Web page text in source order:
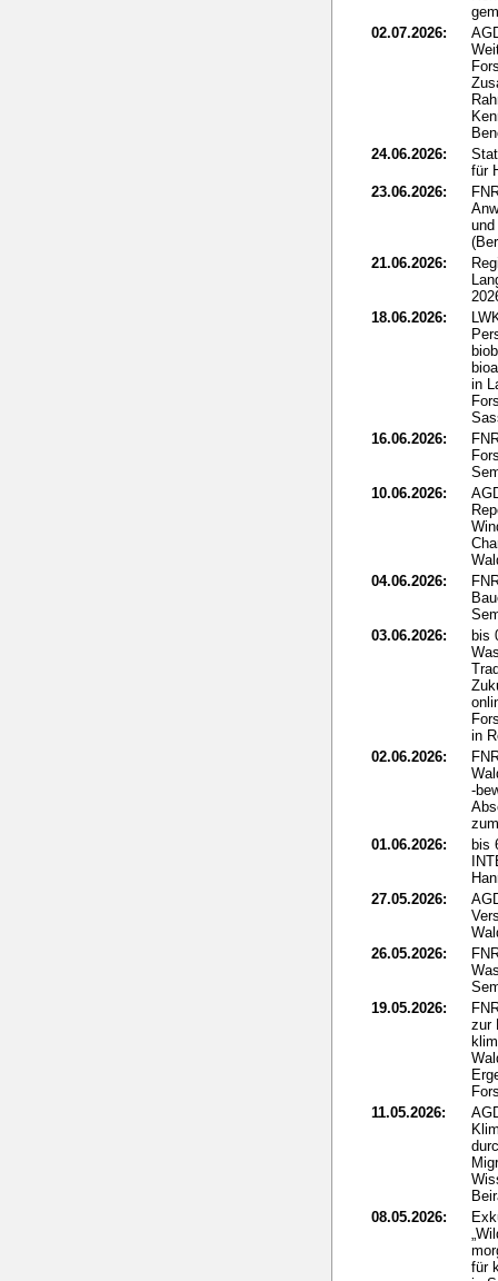
02.07.2026:
24.06.2026:
für
23.06.2026:
21.06.2026:
18.06.2026:
in
16.06.2026:
10.06.2026:
04.06.2026:
03.06.2026:
bis
in
02.06.2026:
-
01.06.2026:
bis
27.05.2026:
26.05.2026:
19.05.2026:
zur
11.05.2026:
08.05.2026:
für